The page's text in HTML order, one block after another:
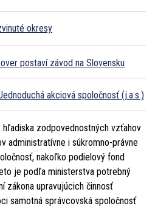
okresy
postaví závod na Slovensku
akciová spoločnosť (j.a.s.)
zodpovednostných vzťahov
administratívne i súkromno-právne
nakoľko podielový fond
je podľa ministerstva potrebný
zákona upravujúcich činnosť
samotná správcovská spoločnosť